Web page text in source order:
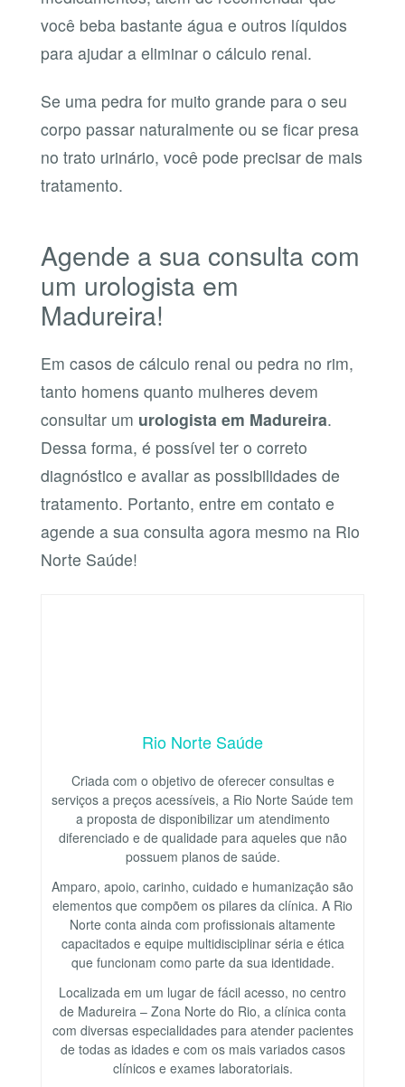
você beba bastante água e outros líquidos
para ajudar a eliminar o cálculo renal.
Se uma pedra for muito grande para o seu
corpo passar naturalmente ou se ficar presa
no trato urinário, você pode precisar de mais
tratamento.
Agende a sua consulta com
um urologista em
Madureira!
Em casos de cálculo renal ou pedra no rim,
tanto homens quanto mulheres devem
consultar um urologista em Madureira.
Dessa forma, é possível ter o correto
diagnóstico e avaliar as possibilidades de
tratamento. Portanto, entre em contato e
agende a sua consulta agora mesmo na Rio
Norte Saúde!
Rio Norte Saúde
Criada com o objetivo de oferecer consultas e
serviços a preços acessíveis, a Rio Norte Saúde tem
a proposta de disponibilizar um atendimento
diferenciado e de qualidade para aqueles que não
possuem planos de saúde.
Amparo, apoio, carinho, cuidado e humanização são
elementos que compõem os pilares da clínica. A Rio
Norte conta ainda com profissionais altamente
capacitados e equipe multidisciplinar séria e ética
que funcionam como parte da sua identidade.
Localizada em um lugar de fácil acesso, no centro
de Madureira – Zona Norte do Rio, a clínica conta
com diversas especialidades para atender pacientes
de todas as idades e com os mais variados casos
clínicos e exames laboratoriais.